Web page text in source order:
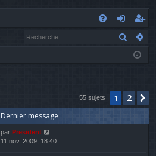
o
’e
nr
ist
55 sujets 1 2
Dernier message
par President
11 nov. 2009, 18:40